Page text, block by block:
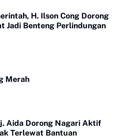
H. Ilson Cong Dorong
Jadi Benteng Perlindungan
Merah
Aida Dorong Nagari Aktif
Terlewat Bantuan